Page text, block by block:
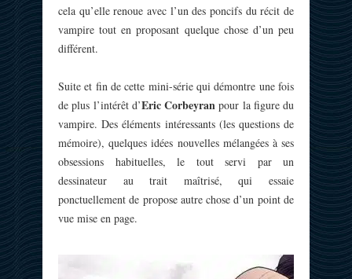
cela qu’elle renoue avec l’un des poncifs du récit de
vampire tout en proposant quelque chose d’un peu
différent.
Suite et fin de cette mini-série qui démontre une fois
de plus l’intérêt d’Eric Corbeyran pour la figure du
vampire. Des éléments intéressants (les questions de
mémoire), quelques idées nouvelles mélangées à ses
obsessions habituelles, le tout servi par un
dessinateur au trait maîtrisé, qui essaie
ponctuellement de propose autre chose d’un point de
vue mise en page.